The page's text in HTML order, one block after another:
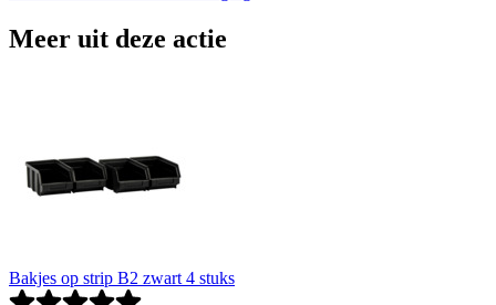
Meer uit deze actie
Bakjes op strip B2 zwart 4 stuks